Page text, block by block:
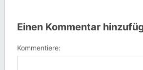
Einen Kommentar
Kommentiere: